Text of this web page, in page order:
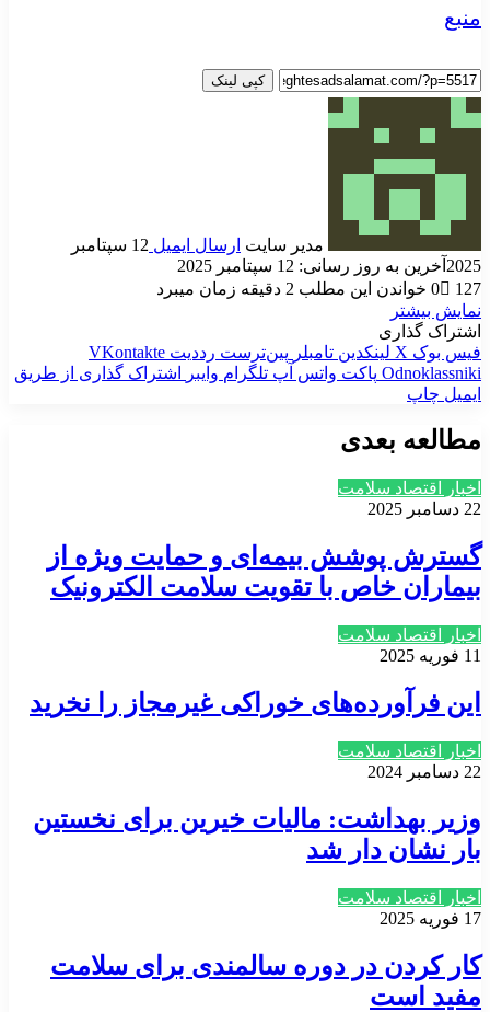
منبع
کپی لینک
مدیر سایت ارسال ایمیل
12 سپتامبر
2025 آخرین به روز رسانی: 12 سپتامبر 2025
0
127
خواندن این مطلب 2 دقیقه زمان میبرد
نمایش بیشتر
اشتراک گذاری
فیس بوک X لینکدین ‫تامبلر ‫پین‌ترست ‫رددیت ‫VKontakte
‫Odnoklassniki پاکت واتس آپ تلگرام وایبر
اشتراک گذاری از طریق
ایمیل چاپ
مطالعه بعدی
اخبار اقتصاد سلامت
22 دسامبر 2025
گسترش پوشش بیمه‌ای و حمایت ویژه از
بیماران خاص با تقویت سلامت الکترونیک
اخبار اقتصاد سلامت
11 فوریه 2025
این فرآورده‌های خوراکی غیرمجاز را نخرید
اخبار اقتصاد سلامت
22 دسامبر 2024
وزیر بهداشت: مالیات خیرین برای نخستین
بار نشان دار شد
اخبار اقتصاد سلامت
17 فوریه 2025
کار کردن در دوره سالمندی برای سلامت
مفید است